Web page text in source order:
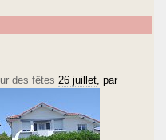
des fêtes 26 juillet , par